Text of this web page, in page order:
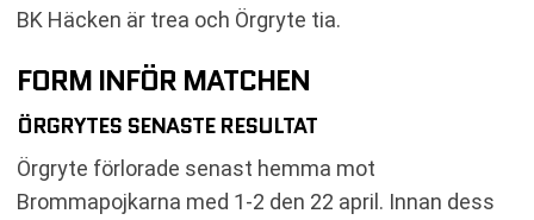
BK Häcken är trea och Örgryte tia.
FORM INFÖR MATCHEN
ÖRGRYTES SENASTE RESULTAT
Örgryte förlorade senast hemma mot
Brommapojkarna med 1-2 den 22 april. Innan dess